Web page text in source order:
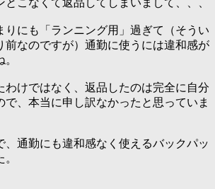
りにも「ランニング用」過ぎて（そうい
前なのですが）通勤に使うには違和感が
わけではなく、返品したのは完全に自分
で、本当に申し訳なかったと思っていま
、通勤にも違和感なく使えるバックパッ